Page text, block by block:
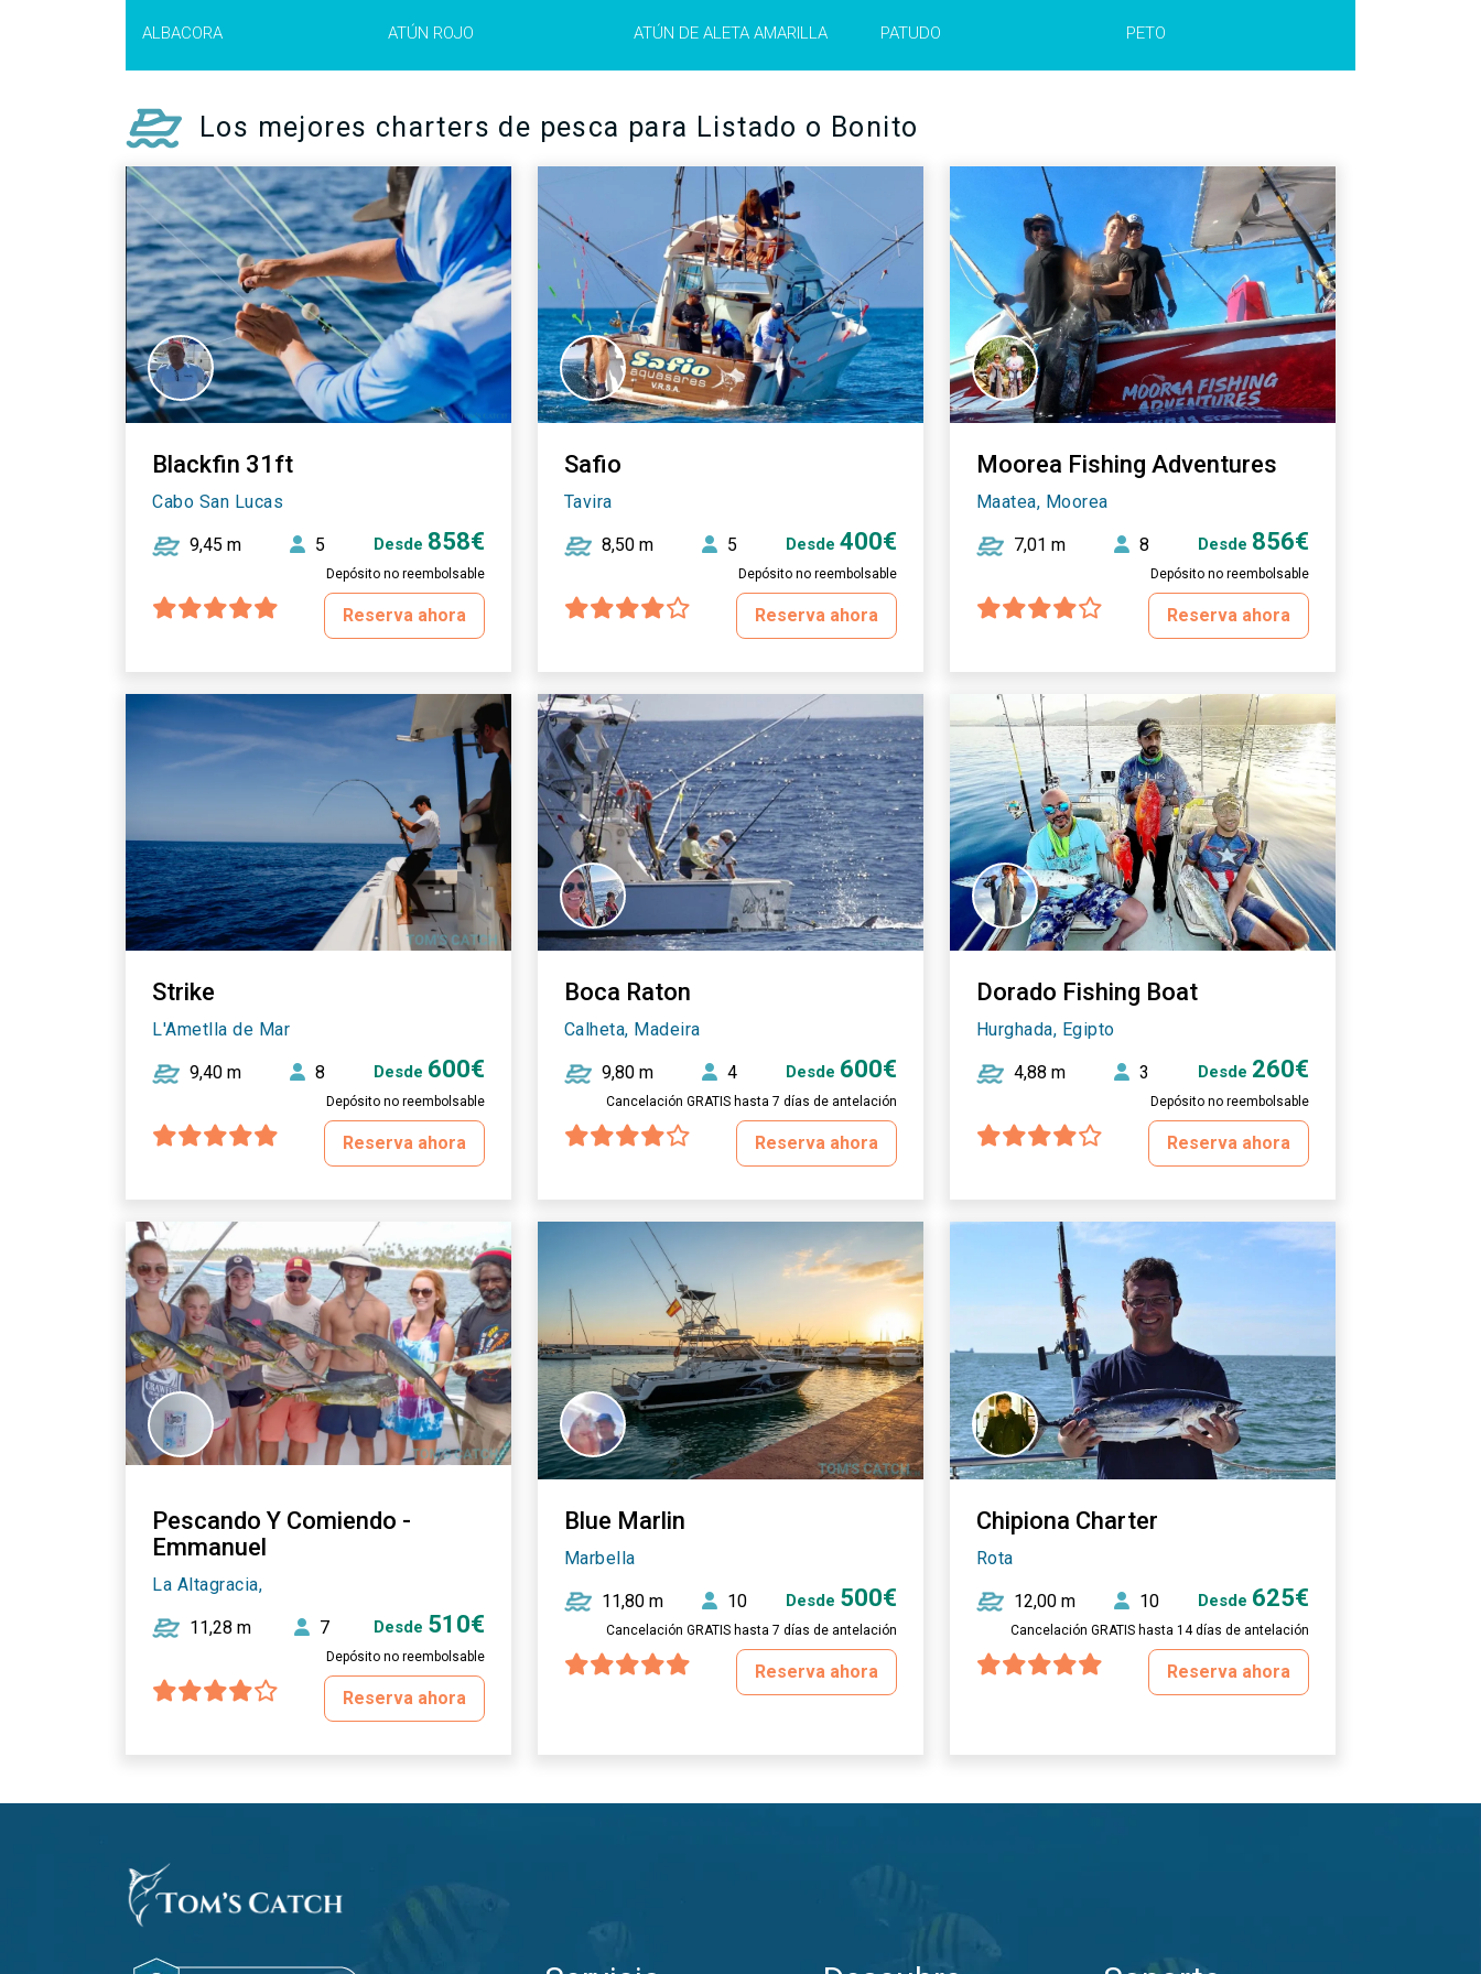
ALBACORA ATÚN ROJO ATÚN DE ALETA AMARILLA PATUDO PETO
Los mejores charters de pesca para Listado o Bonito
Blackfin 31ft
Cabo San Lucas
9,45 m 5 Desde 858€
Depósito no reembolsable
Reserva ahora
Safio
Tavira
8,50 m 5 Desde 400€
Depósito no reembolsable
Reserva ahora
Moorea Fishing Adventures
Maatea, Moorea
7,01 m 8 Desde 856€
Depósito no reembolsable
Reserva ahora
Strike
L'Ametlla de Mar
9,40 m 8 Desde 600€
Depósito no reembolsable
Reserva ahora
Boca Raton
Calheta, Madeira
9,80 m 4 Desde 600€
Cancelación GRATIS hasta 7 días de antelación
Reserva ahora
Dorado Fishing Boat
Hurghada, Egipto
4,88 m 3 Desde 260€
Depósito no reembolsable
Reserva ahora
Pescando Y Comiendo -
Emmanuel
La Altagracia,
11,28 m 7 Desde 510€
Depósito no reembolsable
Reserva ahora
Blue Marlin
Marbella
11,80 m 10 Desde 500€
Cancelación GRATIS hasta 7 días de antelación
Reserva ahora
Chipiona Charter
Rota
12,00 m 10 Desde 625€
Cancelación GRATIS hasta 14 días de antelación
Reserva ahora